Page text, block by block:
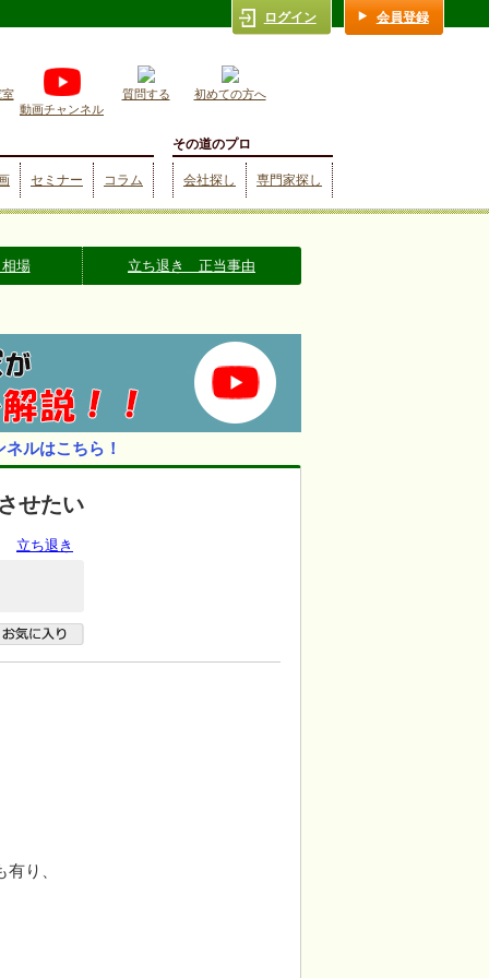
動画チャンネル
質問する 初めての方へ
セミナー コラム
その道のプロ
会社探し 専門家探し
ログイン 会員登録
場 立ち退き 正当事由
ルはこちら！
せたい
立ち退き
り、